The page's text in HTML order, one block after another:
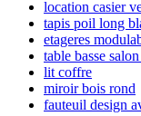
location casier
tapis poil long
etageres
table basse
lit coffre
miroir bois rond
fauteuil design